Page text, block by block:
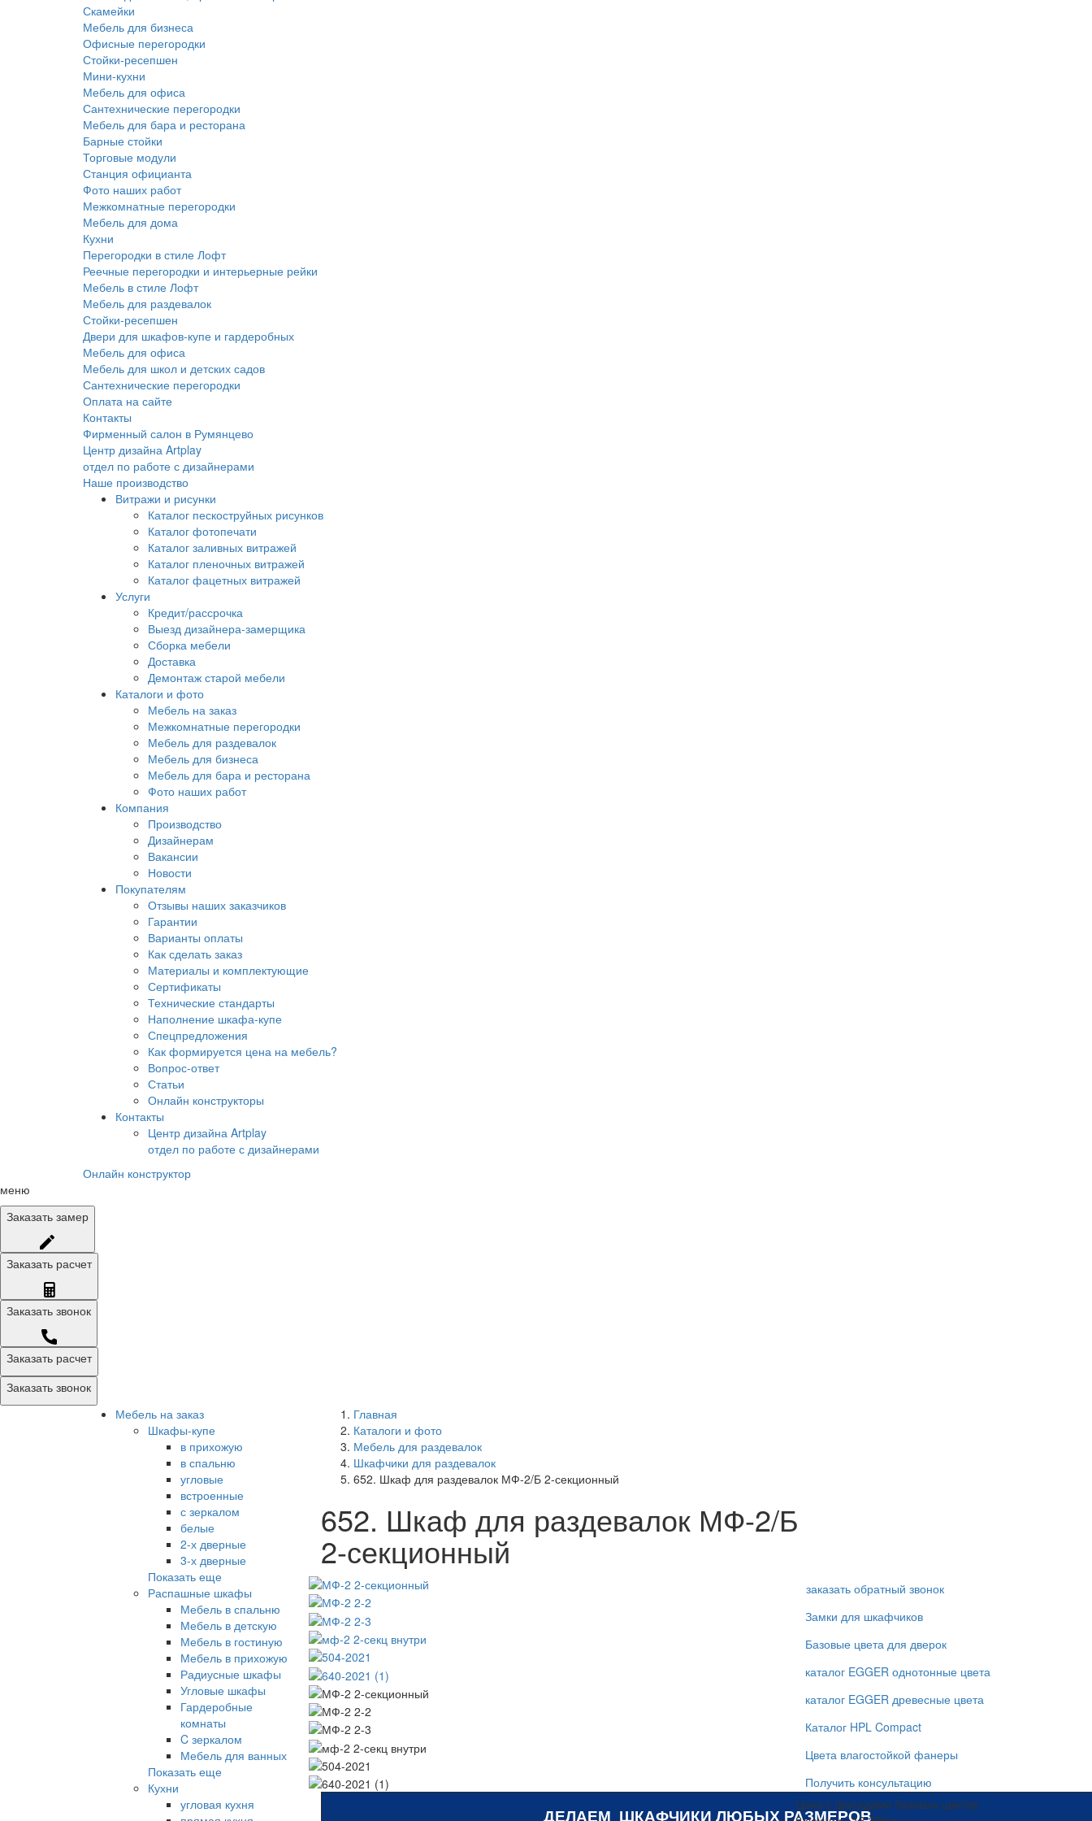
Скамейки
Мебель для бизнеса
Офисные перегородки
Стойки-ресепшен
Мини-кухни
Мебель для офиса
Сантехнические перегородки
Мебель для бара и ресторана
Барные стойки
Торговые модули
Станция официанта
Фото наших работ
Межкомнатные перегородки
Мебель для дома
Кухни
Перегородки в стиле Лофт
Реечные перегородки и интерьерные рейки
Мебель в стиле Лофт
Мебель для раздевалок
Стойки-ресепшен
Двери для шкафов-купе и гардеробных
Мебель для офиса
Мебель для школ и детских садов
Сантехнические перегородки
Оплата на сайте
Контакты
Фирменный салон в Румянцево
Центр дизайна Artplay
отдел по работе с дизайнерами
Наше производство
Витражи и рисунки
Каталог пескоструйных рисунков
Каталог фотопечати
Каталог заливных витражей
Каталог пленочных витражей
Каталог фацетных витражей
Услуги
Кредит/рассрочка
Выезд дизайнера-замерщика
Сборка мебели
Доставка
Демонтаж старой мебели
Каталоги и фото
Мебель на заказ
Межкомнатные перегородки
Мебель для раздевалок
Мебель для бизнеса
Мебель для бара и ресторана
Фото наших работ
Компания
Производство
Дизайнерам
Вакансии
Новости
Покупателям
Отзывы наших заказчиков
Гарантии
Варианты оплаты
Как сделать заказ
Материалы и комплектующие
Сертификаты
Технические стандарты
Наполнение шкафа-купе
Спецпредложения
Как формируется цена на мебель?
Вопрос-ответ
Статьи
Онлайн конструкторы
Контакты
Центр дизайна Artplay
отдел по работе с дизайнерами
Онлайн конструктор
меню
Заказать замер
Заказать расчет
Заказать звонок
Заказать расчет
Заказать звонок
Мебель на заказ
Шкафы-купе
в прихожую
в спальню
угловые
встроенные
с зеркалом
белые
2-х дверные
3-х дверные
Показать еще
Распашные шкафы
Мебель в спальню
Мебель в детскую
Мебель в гостиную
Мебель в прихожую
Радиусные шкафы
Угловые шкафы
Гардеробные
комнаты
C зеркалом
Мебель для ванных
Показать еще
Кухни
угловая кухня
Главная
Каталоги и фото
Мебель для раздевалок
Шкафчики для раздевалок
652. Шкаф для раздевалок МФ-2/Б 2-секционный
652. Шкаф для раздевалок МФ-2/Б
2-секционный
ДЕЛАЕМ ШКАФЧИКИ ЛЮБЫХ РАЗМЕРОВ
заказать обратный звонок
Замки для шкафчиков
Базовые цвета для дверок
каталог EGGER однотонные цвета
каталог EGGER древесные цвета
Каталог HPL Compact
Цвета влагостойкой фанеры
Получить консультацию
Цена с фасадами базовых цветов